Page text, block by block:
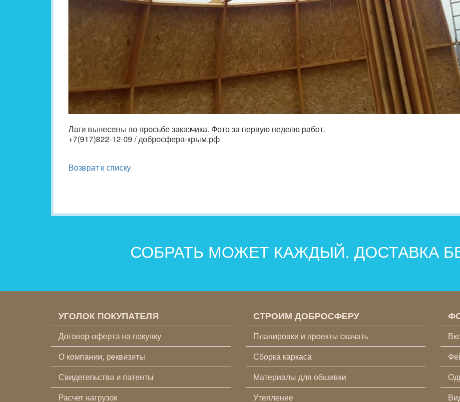
Лаги вынесены по просьбе заказчика. Фото за первую неделю работ.
+7(917)822-12-09 / добросфера-крым.рф
Возврат к списку
СОБРАТЬ МОЖЕТ КАЖДЫЙ. ДОСТАВКА
УГОЛОК ПОКУПАТЕЛЯ
Договор-оферта на покупку
О компании, реквизиты
Свидетельства и патенты
Расчет нагрузок
СТРОИМ ДОБРОСФЕРУ
Планировки и проекты скачать
Сборка каркаса
Материалы для обшивки
Утепление